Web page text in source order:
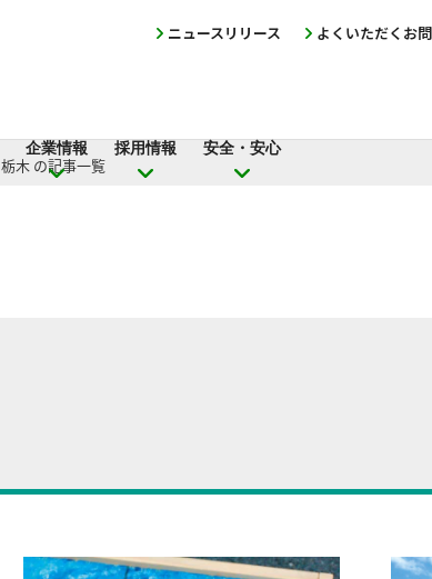
企業情報 採用情報 安全・安心
よくいただくお
ニュースリリース
栃木 の記事一覧